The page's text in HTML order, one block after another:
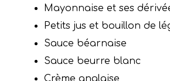
Mayonnaise et ses
Petits jus et bouillon de
Sauce béarnaise
Sauce beurre blanc